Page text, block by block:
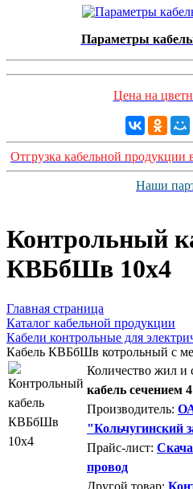
Параметры
Цена на
Отгрузка кабельной продукции
Наши
Контрольный
КВБбШв 10х4
Главная страница
Каталог кабельной продукции
Кабели контрольные для
Кабель КВБбШв котрольный с
Количество жил и
кабель сечением
Производитель:
"Кольчугинский
Прайс-лист:
провод
Другой товар: